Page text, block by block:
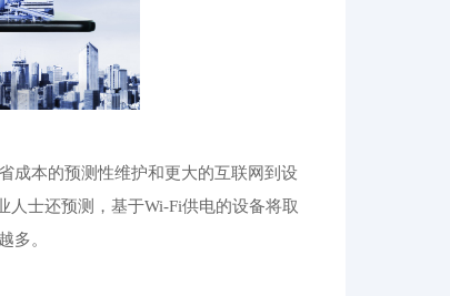
成本的预测性维护和更大的互联网到设
士还预测，基于Wi-Fi供电的设备将取
多。